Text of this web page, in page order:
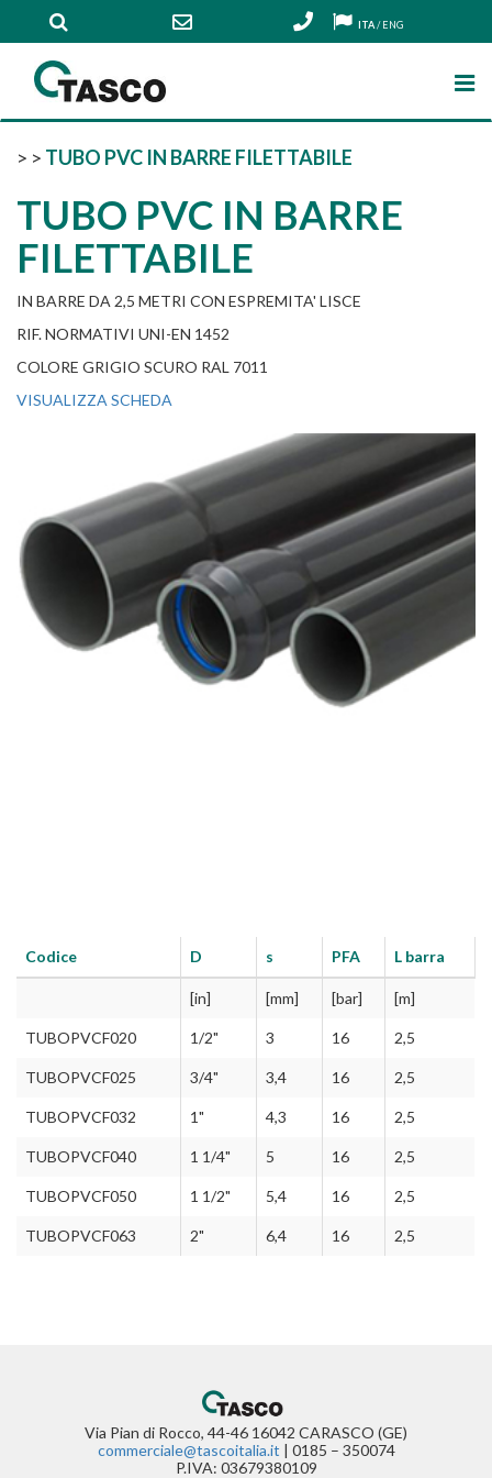
ITA/ENG
> > TUBO PVC IN BARRE FILETTABILE
TUBO PVC IN BARRE
FILETTABILE
IN BARRE DA 2,5 METRI CON ESPREMITA' LISCE
RIF. NORMATIVI UNI-EN 1452
COLORE GRIGIO SCURO RAL 7011
VISUALIZZA SCHEDA
Codice D s PFA L barra
[in] [mm] [bar] [m]
TUBOPVCF020 1/2" 3 16 2,5
TUBOPVCF025 3/4" 3,4 16 2,5
TUBOPVCF032 1" 4,3 16 2,5
TUBOPVCF040 1 1/4" 5 16 2,5
TUBOPVCF050 1 1/2" 5,4 16 2,5
TUBOPVCF063 2" 6,4 16 2,5
Via Pian di Rocco, 44-46 16042 CARASCO (GE)
commerciale@tascoitalia.it | 0185 – 350074
P.IVA: 03679380109